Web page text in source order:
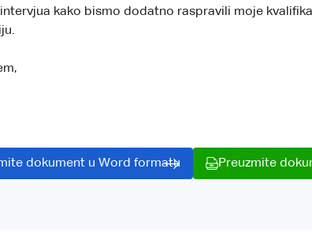
kako bismo dodatno raspravili moje
dokument u Word formatu Preuzmite